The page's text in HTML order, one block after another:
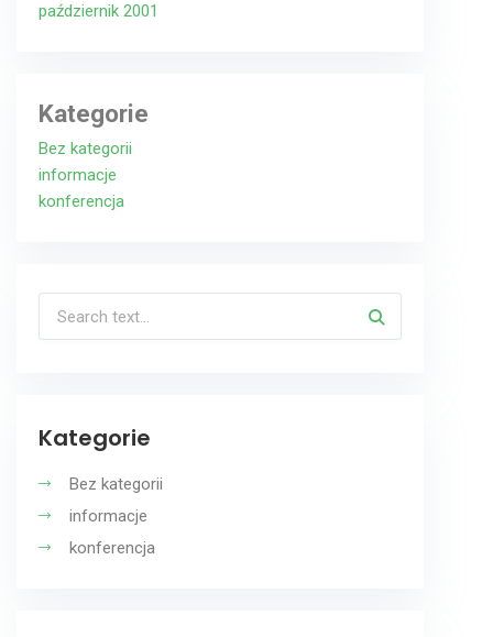
październik 2001
Kategorie
Bez kategorii
informacje
konferencja
Kategorie
Bez kategorii
informacje
konferencja